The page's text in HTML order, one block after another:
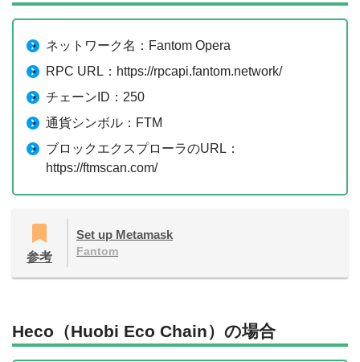
ネットワーク名：Fantom Opera
RPC URL：https://rpcapi.fantom.network/
チェーンID：250
通貨シンボル：FTM
ブロックエクスプローラのURL：
https://ftmscan.com/
参考
Set up Metamask
Fantom
Heco（Huobi Eco Chain）の場合